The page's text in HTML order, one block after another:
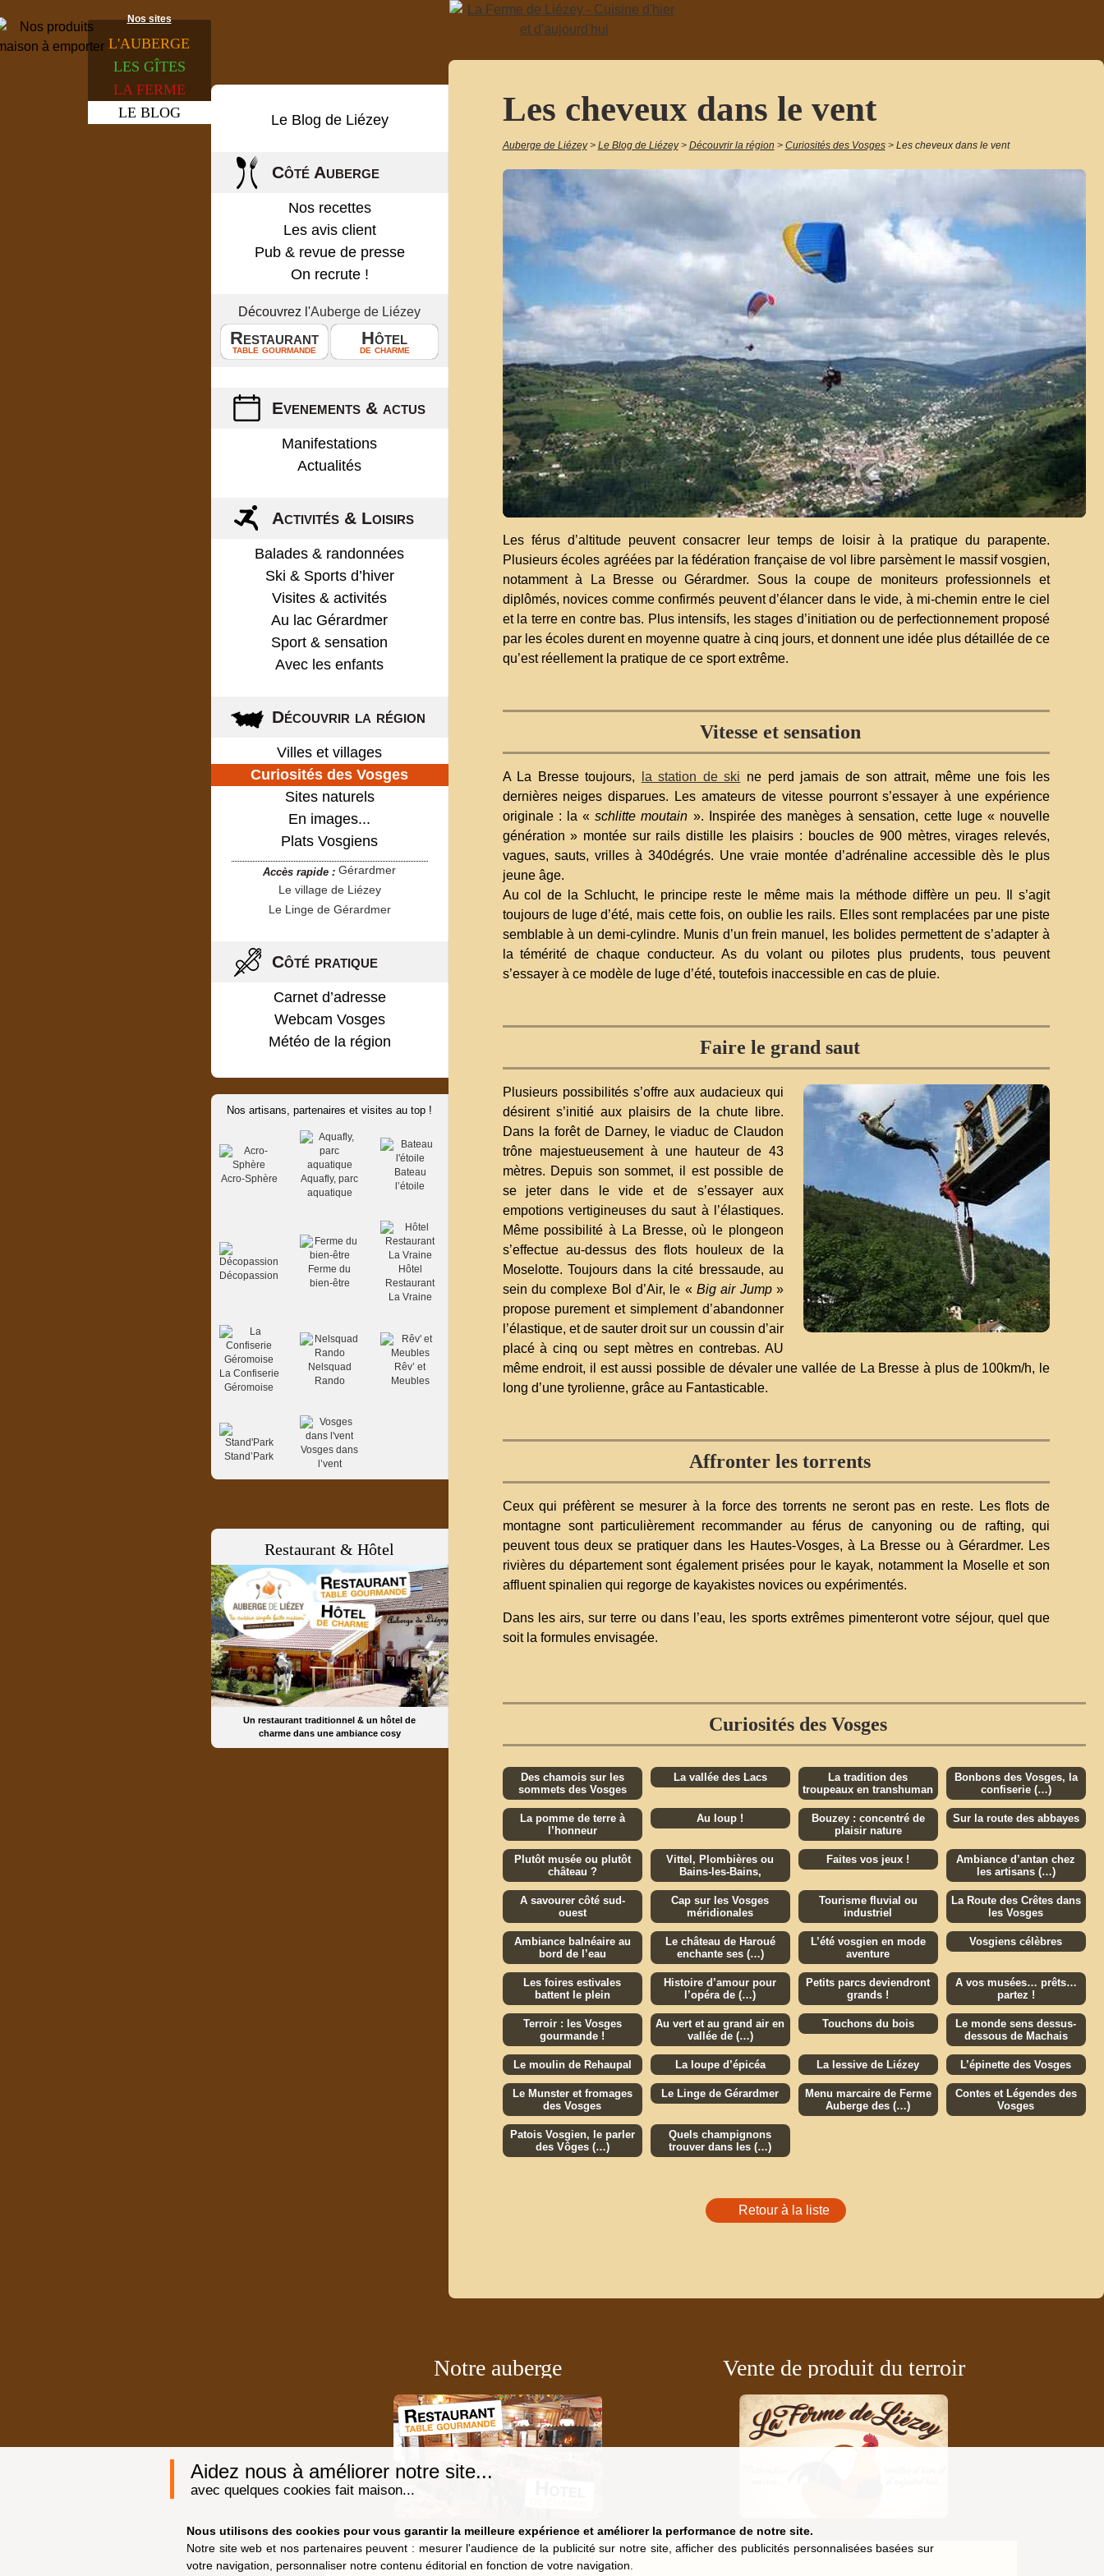
Aidez nous à améliorer notre site...
avec quelques cookies fait maison...
Nous utilisons des cookies pour vous garantir la meilleure expérience et améliorer la performance de notre site.
Notre site web et nos partenaires peuvent : mesurer l'audience de la publicité sur notre site, afficher des publicités personnalisées basées sur
votre navigation, personnaliser notre contenu éditorial en fonction de votre navigation.
Nos sites
L'AUBERGE
LES GÎTES
LA FERME
LE BLOG Le Blog de Liézey
Côté Auberge
Nos recettes
Les avis client
Pub & revue de presse
On recrute !
Découvrez l'Auberge de Liézey
Restaurant
table gourmande
Hôtel
de charme
Evenements & actus
Manifestations
Actualités
Activités & Loisirs
Balades & randonnées
Ski & Sports d’hiver
Visites & activités
Au lac Gérardmer
Sport & sensation
Avec les enfants
Découvrir la région
Villes et villages
Curiosités des Vosges
Sites naturels
En images...
Plats Vosgiens
Accès rapide : Gérardmer
Le village de Liézey
Le Linge de Gérardmer
Côté pratique
Carnet d’adresse
Webcam Vosges
Météo de la région
Nos artisans, partenaires et visites au top !
Acro-Sphère
Aquafly, parc
aquatique
Bateau
l’étoile
Décopassion
Ferme du
bien-être
Hôtel
Restaurant
La Vraine
La Confiserie
Géromoise
Nelsquad
Rando
Rêv’ et
Meubles
Stand’Park
Vosges dans
l’vent
Restaurant & Hôtel
Un restaurant traditionnel & un hôtel de
charme dans une ambiance cosy
Les cheveux dans le vent
Auberge de Liézey > Le Blog de Liézey > Découvrir la région > Curiosités des Vosges > Les cheveux dans le vent
Les férus d’altitude peuvent consacrer leur temps de loisir à la pratique du parapente.
Plusieurs écoles agréées par la fédération française de vol libre parsèment le massif vosgien,
notamment à La Bresse ou Gérardmer. Sous la coupe de moniteurs professionnels et
diplômés, novices comme confirmés peuvent d’élancer dans le vide, à mi-chemin entre le ciel
et la terre en contre bas. Plus intensifs, les stages d’initiation ou de perfectionnement proposé
par les écoles durent en moyenne quatre à cinq jours, et donnent une idée plus détaillée de ce
qu’est réellement la pratique de ce sport extrême.
Vitesse et sensation
A La Bresse toujours, la station de ski ne perd jamais de son attrait, même une fois les
dernières neiges disparues. Les amateurs de vitesse pourront s’essayer à une expérience
originale : la «schlitte moutain ». Inspirée des manèges à sensation, cette luge « nouvelle
génération » montée sur rails distille les plaisirs : boucles de 900 mètres, virages relevés,
vagues, sauts, vrilles à 340dégrés. Une vraie montée d’adrénaline accessible dès le plus
jeune âge.
Au col de la Schlucht, le principe reste le même mais la méthode diffère un peu. Il s’agit
toujours de luge d’été, mais cette fois, on oublie les rails. Elles sont remplacées par une piste
semblable à un demi-cylindre. Munis d’un frein manuel, les bolides permettent de s’adapter à
la témérité de chaque conducteur. As du volant ou pilotes plus prudents, tous peuvent
s’essayer à ce modèle de luge d’été, toutefois inaccessible en cas de pluie.
Faire le grand saut
Plusieurs possibilités s’offre aux audacieux qui
désirent s’initié aux plaisirs de la chute libre.
Dans la forêt de Darney, le viaduc de Claudon
trône majestueusement à une hauteur de 43
mètres. Depuis son sommet, il est possible de
se jeter dans le vide et de s’essayer aux
empotions vertigineuses du saut à l’élastiques.
Même possibilité à La Bresse, où le plongeon
s’effectue au-dessus des flots houleux de la
Moselotte. Toujours dans la cité bressaude, au
sein du complexe Bol d’Air, le « Big air Jump»
propose purement et simplement d’abandonner
l’élastique, et de sauter droit sur un coussin d’air
placé à cinq ou sept mètres en contrebas. AU
même endroit, il est aussi possible de dévaler une vallée de La Bresse à plus de 100km/h, le
long d’une tyrolienne, grâce au Fantasticable.
Affronter les torrents
Ceux qui préfèrent se mesurer à la force des torrents ne seront pas en reste. Les flots de
montagne sont particulièrement recommander au férus de canyoning ou de rafting, qui
peuvent tous deux se pratiquer dans les Hautes-Vosges, à La Bresse ou à Gérardmer. Les
rivières du département sont également prisées pour le kayak, notamment la Moselle et son
affluent spinalien qui regorge de kayakistes novices ou expérimentés.
Dans les airs, sur terre ou dans l’eau, les sports extrêmes pimenteront votre séjour, quel que
soit la formules envisagée.
Curiosités des Vosges
Des chamois sur les
sommets des Vosges
La vallée des Lacs
La tradition des
troupeaux en transhuman
Bonbons des Vosges, la
confiserie (…)
La pomme de terre à
l’honneur
Au loup !
Bouzey : concentré de
plaisir nature
Sur la route des abbayes
Plutôt musée ou plutôt
château ?
Vittel, Plombières ou
Bains-les-Bains,
Faites vos jeux !
Ambiance d’antan chez
les artisans (…)
A savourer côté sud-
ouest
Cap sur les Vosges
méridionales
Tourisme fluvial ou
industriel
La Route des Crêtes dans
les Vosges
Ambiance balnéaire au
bord de l’eau
Le château de Haroué
enchante ses (…)
L’été vosgien en mode
aventure
Vosgiens célèbres
Les foires estivales
battent le plein
Histoire d’amour pour
l’opéra de (…)
Petits parcs deviendront
grands !
A vos musées… prêts…
partez !
Terroir : les Vosges
gourmande !
Au vert et au grand air en
vallée de (…)
Touchons du bois
Le monde sens dessus-
dessous de Machais
Le moulin de Rehaupal La loupe d’épicéa La lessive de Liézey L’épinette des Vosges
Le Munster et fromages
des Vosges
Le Linge de Gérardmer
Menu marcaire de Ferme
Auberge des (…)
Contes et Légendes des
Vosges
Patois Vosgien, le parler
des Vôges (…)
Quels champignons
trouver dans les (…)
Retour à la liste
Notre auberge Vente de produit du terroir